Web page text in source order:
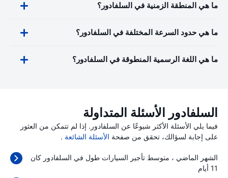
ما هي المنطقة الزمنية في السلفادور؟
ما هي حدود السرعة المختلفة في السلفادور؟
ما هي اللغة الرسمية المنطوقة في السلفادور؟
السلفادور الأسئلة المتداولة
فيما يلي الأسئلة الأكثر شيوعًا عن السلفادور. إذا لم تتمكن من العثور
على إجابة لسؤالك، تحقق من صفحة الأسئلة الشائعة .
الشهر الماضي ، متوسط تأجير السيارات طول في السلفادور كان
11 أيام